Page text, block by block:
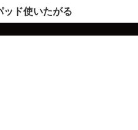
ド使いたがる